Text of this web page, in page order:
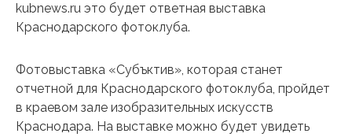
kubnews.ru это будет ответная выставка
Краснодарского фотоклуба.
Фотовыставка «Субъктив», которая станет
отчетной для Краснодарского фотоклуба, пройдет
в краевом зале изобразительных искусств
Краснодара. На выставке можно будет увидеть